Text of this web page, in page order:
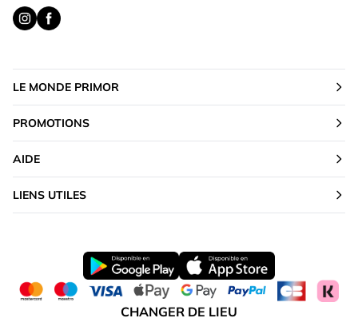
LE MONDE PRIMOR
PROMOTIONS
AIDE
LIENS UTILES
CHANGER DE LIEU